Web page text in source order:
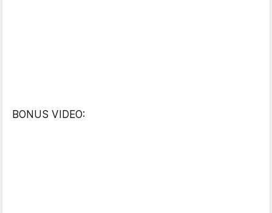
BONUS VIDEO: